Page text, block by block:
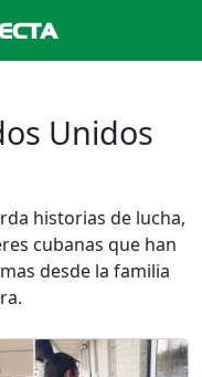
Unidos
historias de lucha,
cubanas que han
desde la familia